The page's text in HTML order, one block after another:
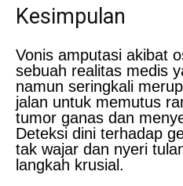
Kesimpulan
Vonis amputasi akibat
sebuah realitas medis
namun seringkali
jalan untuk memutus
tumor ganas dan
Deteksi dini terhadap
tak wajar dan nyeri
langkah krusial.